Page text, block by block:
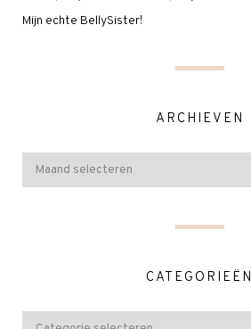
Mijn echte BellySister!
ARCHIEVEN
CATEGORIEËN